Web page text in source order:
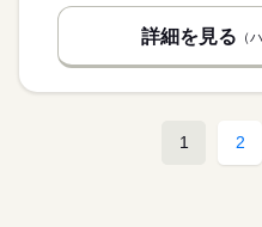
詳細を見る （
1 2